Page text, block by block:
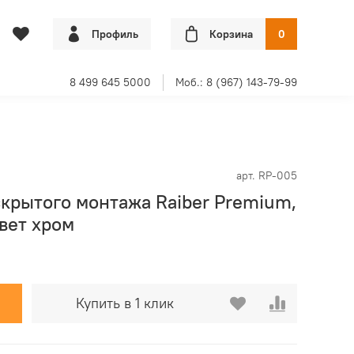
Профиль Корзина 0
8 499 645 5000 Моб.: 8 (967) 143-79-99
арт. RP-005
монтажа Raiber Premium,
хром
Купить в 1 клик